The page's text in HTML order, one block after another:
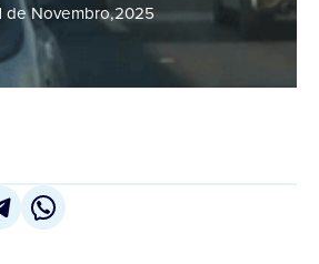
de Novembro,2025